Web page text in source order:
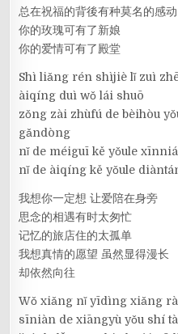
总在祝福的背後有种莫名的感动
你的玫瑰可有了新娘
你的爱情可有了殿堂
Shì liǎng rén shìjiè lǐ zuì
àiqíng duì wǒ lái shuō
zǒng zài zhùfú de bèihòu
gǎndòng
nǐ de méiguī kě yǒule
nǐ de àiqíng kě yǒule
我想你一定想 让爱陪在身旁
思念的相遇有时太匆忙
记忆的旅店住的太孤单
我想真情的愿望 虽然显得漫长
却依然向往
Wǒ xiǎng nǐ yīdìng xiǎng
sīniàn de xiāngyù yǒu shí